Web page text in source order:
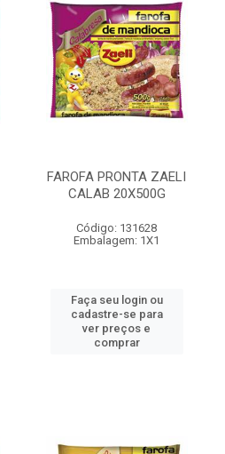
FAROFA PRONTA ZAELI
CALAB 20X500G
Código: 131628
Embalagem: 1X1
Faça seu login ou
cadastre-se para
ver preços e
comprar